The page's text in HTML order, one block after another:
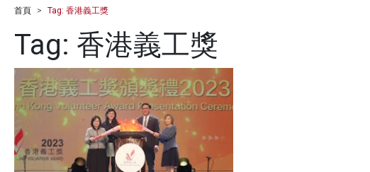
首頁 Tag: 香港義工獎
Tag: 香港義工獎